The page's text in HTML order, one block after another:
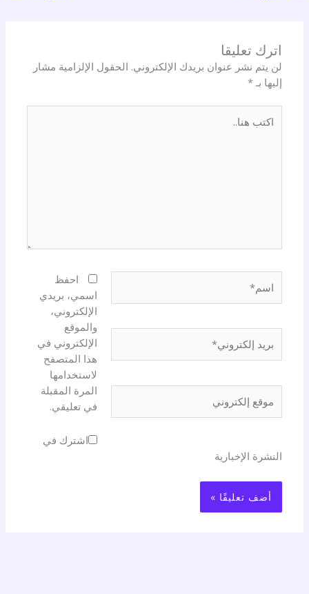
اترك تعليقا
لن يتم نشر عنوان بريدك الإلكتروني. الحقول الإلزامية مشار
إليها بـ*
هنا..
إلكتروني*
إلكتروني
احفظ
اسمي، بريدي
الإلكتروني،
والموقع
الإلكتروني في
هذا المتصفح
لاستخدامها
المرة المقبلة
في تعليقي.
اشترك في
النشرة الإخبارية